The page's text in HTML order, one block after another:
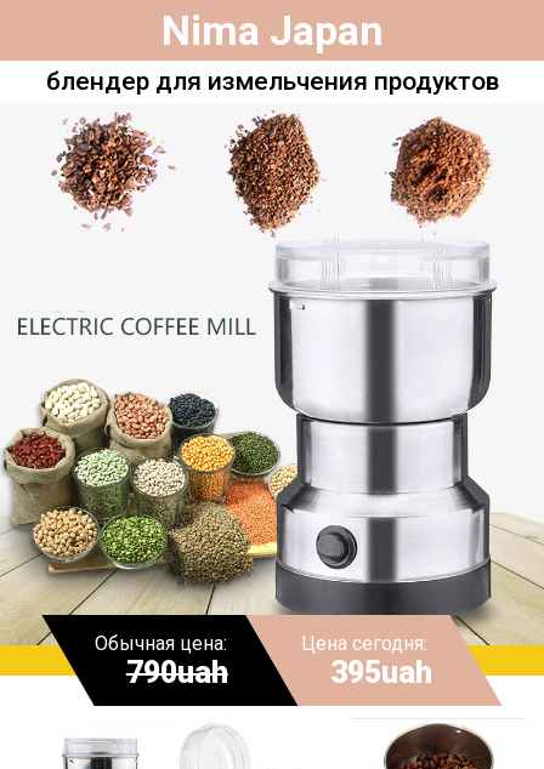
Nima Japan
блендер для измельчения продуктов
Обычная цена:
790uah
Цена сегодня:
395uah